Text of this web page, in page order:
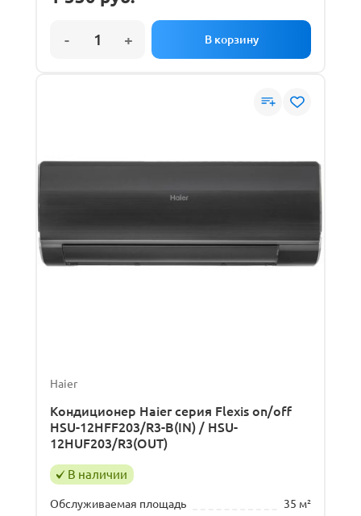
Haier
Кондиционер Haier серия Flexis on/off
HSU-12HFF203/R3-B(IN) / HSU-
12HUF203/R3(OUT)
В наличии
Обслуживаемая площадь
35 м²